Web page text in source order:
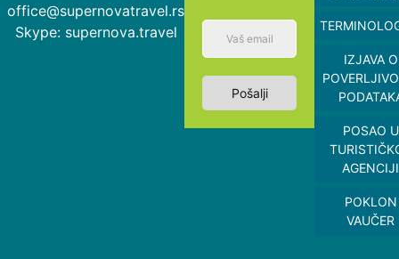
office@supernovatravel.rs
Skype: supernova.travel
Pošalji
IZJAVA O
POSAO U
AGENCIJI
POKLON
VAUČER